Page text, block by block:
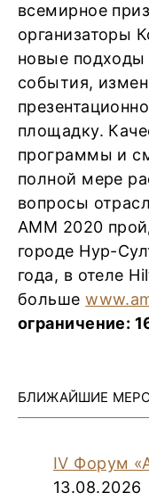
всемирное
организаторы
новые подходы
события,
площадку.
программы и
полной мере
вопросы
АММ 2020
городе Нур-
года, в отеле
больше
ограничение:
БЛИЖАЙШИЕ
IV Форум
13.08.2026